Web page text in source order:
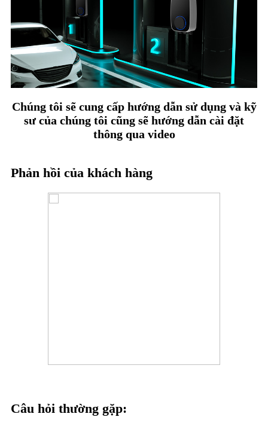
Chúng tôi sẽ cung cấp hướng dẫn sử dụng và kỹ
sư của chúng tôi cũng sẽ hướng dẫn cài đặt
thông qua video
Phản hồi của khách hàng
Câu hỏi thường gặp: